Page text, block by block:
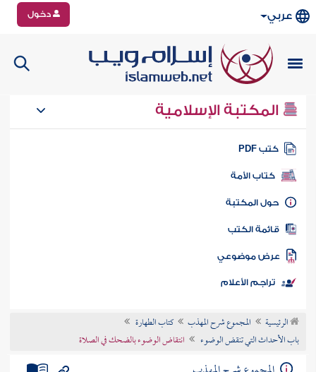
عربي دخول
المكتبة الإسلامية
كتب PDF
كتاب الأمة
المكتبة
الكتب
موضوعي
تراجم الأعلام
الرئيسية المجموع شرح المهذب
كتاب الطهارة
باب الأحداث التي تنقض الوضوء
انتقاض الوضوء بالضحك في الصلاة